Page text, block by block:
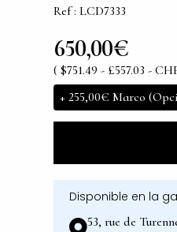
Ref : LCD7333
650,00€
( $751.49 - £557.03 -
+ 255,00€ Marco
Disponible en la
53, rue de